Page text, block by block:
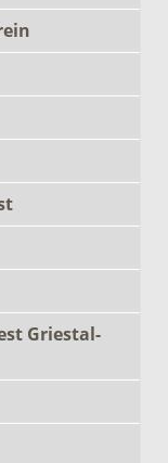
Griestal-